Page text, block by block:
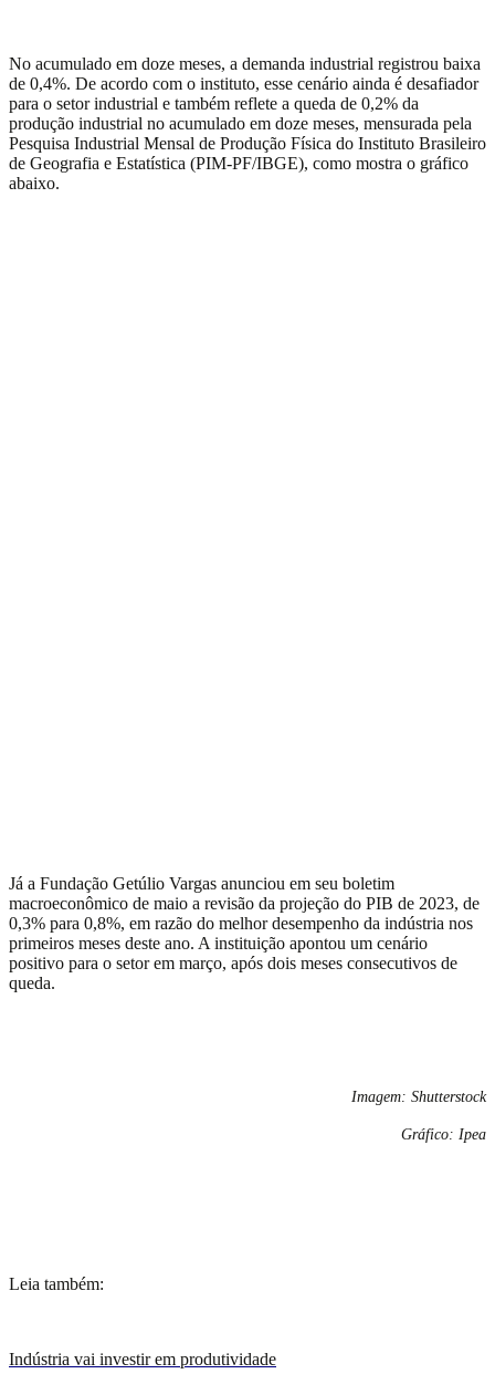
No acumulado em doze meses, a demanda industrial registrou baixa
de 0,4%. De acordo com o instituto, esse cenário ainda é desafiador
para o setor industrial e também reflete a queda de 0,2% da
produção industrial no acumulado em doze meses, mensurada pela
Pesquisa Industrial Mensal de Produção Física do Instituto Brasileiro
de Geografia e Estatística (PIM-PF/IBGE), como mostra o gráfico
abaixo.
Já a Fundação Getúlio Vargas anunciou em seu boletim
macroeconômico de maio a revisão da projeção do PIB de 2023, de
0,3% para 0,8%, em razão do melhor desempenho da indústria nos
primeiros meses deste ano. A instituição apontou um cenário
positivo para o setor em março, após dois meses consecutivos de
queda.
Imagem: Shutterstock
Gráfico: Ipea
Leia também:
Indústria vai investir em produtividade